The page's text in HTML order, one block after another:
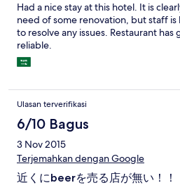
Had a nice stay at this hotel. It is
need of some renovation, but staff
to resolve any issues. Restaurant
reliable.
Ulasan terverifikasi
6/10 Bagus
3 Nov 2015
Terjemahkan dengan Google
近くにbeerを売る店が無い！！